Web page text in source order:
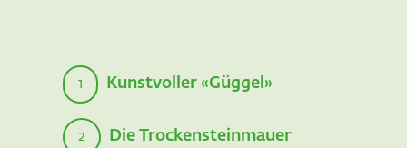
1 Kunstvoller «Güggel»
2 Die Trockensteinmauer